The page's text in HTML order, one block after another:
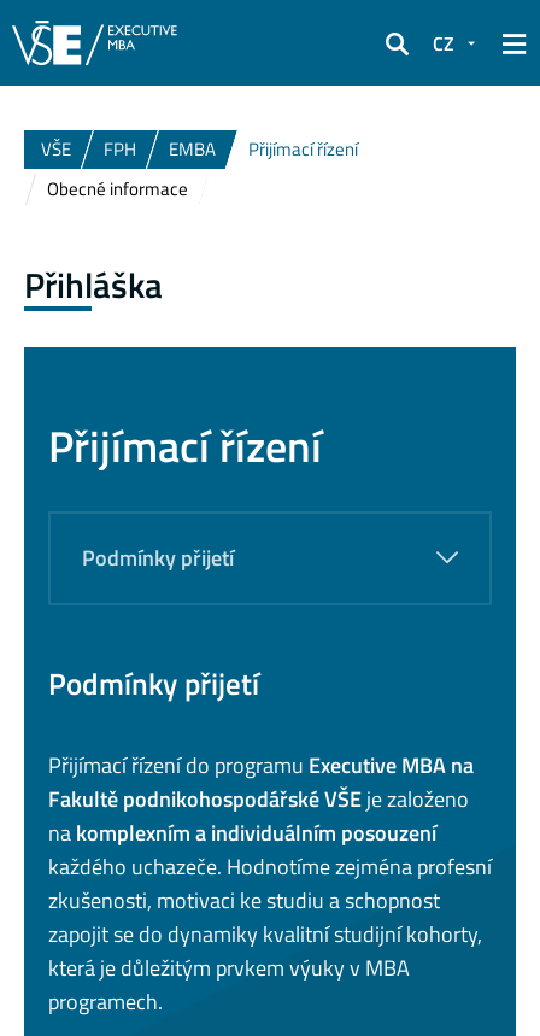
Hledat
CZ
VŠE FPH EMBA
Přijímací řízení
Obecné informace
Přihláška
Přijímací řízení
Podmínky přijetí
Podmínky přijetí
Přijímací řízení do programu Executive MBA na
Fakultě podnikohospodářské VŠEje založeno
nakomplexním a individuálním posouzení
každého uchazeče. Hodnotíme zejména profesní
zkušenosti, motivaci ke studiu a schopnost
zapojit se do dynamiky kvalitní studijní kohorty,
která je důležitým prvkem výuky v MBA
programech.